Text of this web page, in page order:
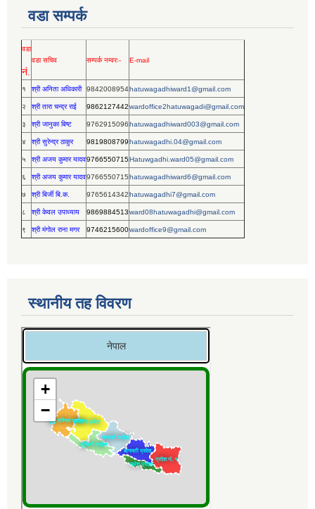
वडा सम्पर्क
वडा
नं.
वडा सचिव सम्पर्क नम्वरः- E-mail
१ श्री अनिता अधिकारी 9842008954hatuwagadhiward1@gmail.com
२ श्री तारा चन्द्र राई 9862127442wardoffice2hatuwagadi@gmail.com
३ श्री जानुका बिष्ट 9762915096hatuwagadhiward003@gmail.com
४ श्री सुरेन्द्र ठाकुर 9819808799hatuwagadhi.04@gmail.com
५ श्री अजय कुमार यादव9766550715Hatuwgadhi.ward05@gmail.com
६ श्री अजय कुमार यादव9766550715hatuwagadhiward6@gmail.com
७ श्री बिर्जी बि.क. 9765614342hatuwagadhi7@gmail.com
८ श्री केवल उपाध्याय 9869884513ward08hatuwagadhi@gmail.com
९ श्री मंगोल राना मगर 9746215600wardoffice9@gmail.com
स्थानीय तह विवरण